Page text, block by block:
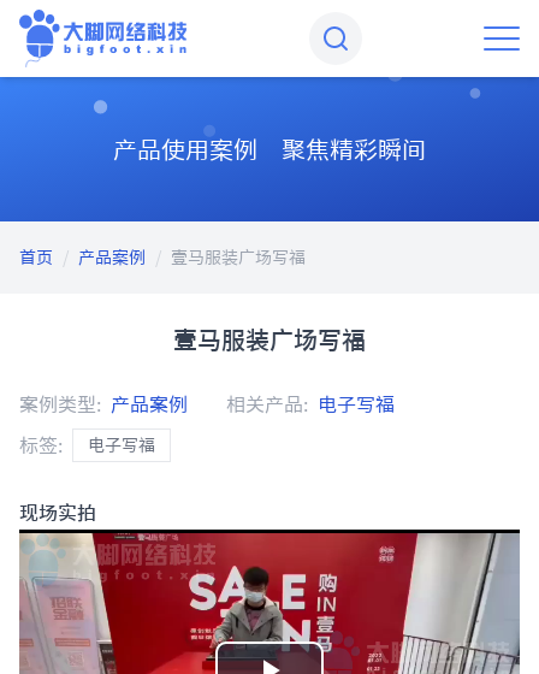
产品使用案例 聚焦精彩瞬间
首页 / 产品案例 / 壹马服装广场写福
壹马服装广场写福
案例类型: 产品案例 相关产品: 电子写福
标签: 电子写福
现场实拍